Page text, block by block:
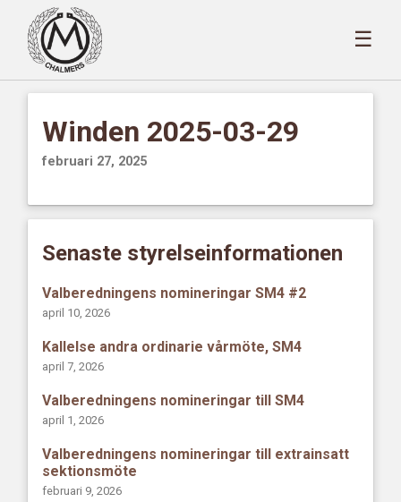
☰
Winden 2025-03-29
februari 27, 2025
Senaste styrelseinformationen
Valberedningens nomineringar SM4 #2
april 10, 2026
Kallelse andra ordinarie vårmöte, SM4
april 7, 2026
Valberedningens nomineringar till SM4
april 1, 2026
Valberedningens nomineringar till extrainsatt
sektionsmöte
februari 9, 2026